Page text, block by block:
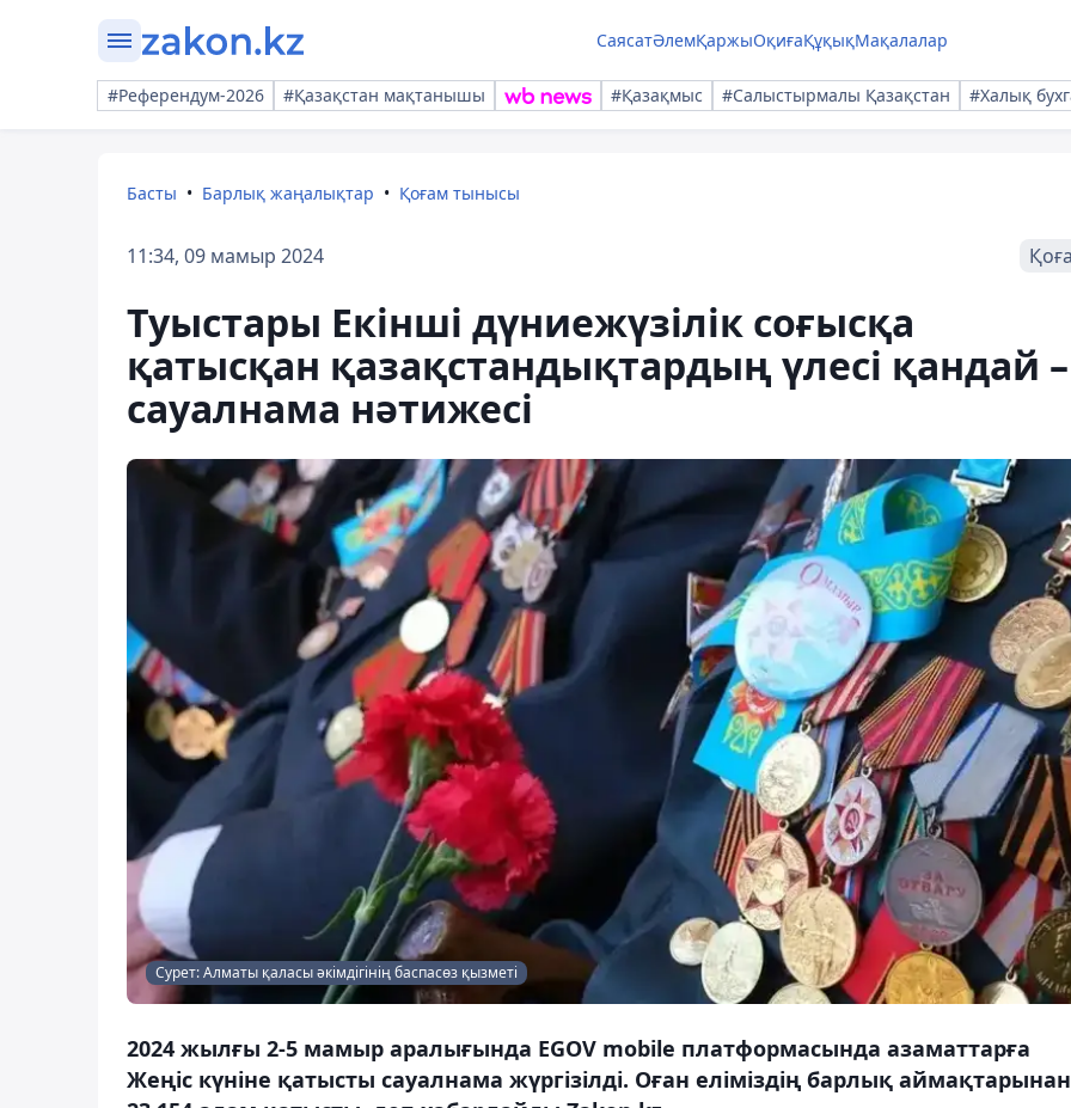
СаясатӘлемҚаржыОқиғаҚұқықМақалалар
#Референдум-2026 #Қазақстан мақтанышы #Қазақмыс #Салыстырмалы Қазақстан #Халық
Басты Барлық жаңалықтар Қоғам тынысы
11:34, 09 мамыр 2024
Туыстары Екінші дүниежүзілік соғысқа
қатысқан қазақстандықтардың үлесі қандай –
сауалнама нәтижесі
Сурет: Алматы қаласы әкімдігінің баспасөз қызметі
2024 жылғы 2-5 мамыр аралығында EGOV mobile платформасында азаматтарға
Жеңіс күніне қатысты сауалнама жүргізілді. Оған еліміздің барлық аймақтарынан